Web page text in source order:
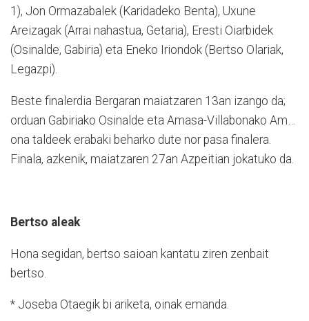
1), Jon Ormazabalek (Karidadeko Benta), Uxune
Areizagak (Arrai nahastua, Getaria), Eresti Oiarbidek
(Osinalde, Gabiria) eta Eneko Iriondok (Bertso Olariak,
Legazpi).
Beste finalerdia Bergaran maiatzaren 13an izango da;
orduan Gabiriako Osinalde eta Amasa-Villabonako Am…
ona taldeek erabaki beharko dute nor pasa finalera.
Finala, azkenik, maiatzaren 27an Azpeitian jokatuko da.
Bertso aleak
Hona segidan, bertso saioan kantatu ziren zenbait
bertso.
* Joseba Otaegik bi ariketa, oinak emanda.